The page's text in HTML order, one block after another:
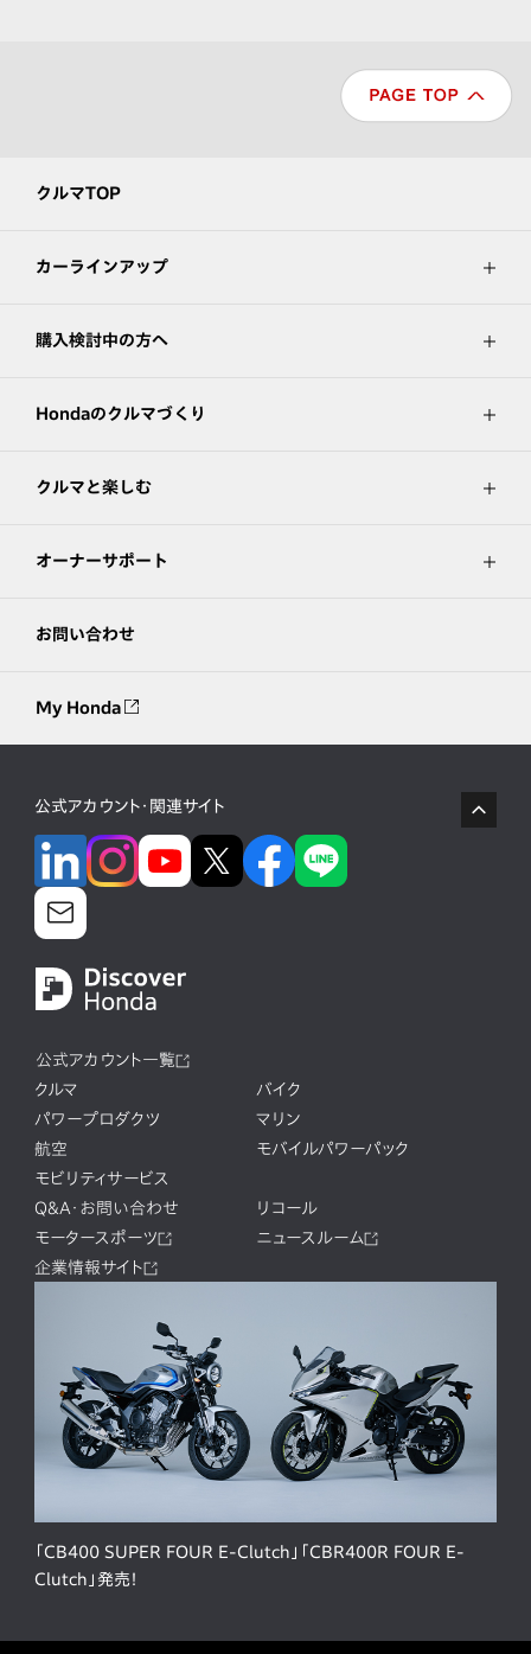
クルマTOP
カーラインアップ
購入検討中の方へ
Hondaのクルマづくり
クルマと楽しむ
オーナーサポート
お問い合わせ
My Honda
公式アカウント・関連サイト
公式アカウント一覧
クルマ
バイク
パワープロダクツ
マリン
航空
モバイルパワーパック
モビリティサービス
Q&A・お問い合わせ
リコール
モータースポーツ
ニュースルーム
企業情報サイト
「CB400 SUPER FOUR E-Clutch」「CBR400R FOUR E-
Clutch」発売！